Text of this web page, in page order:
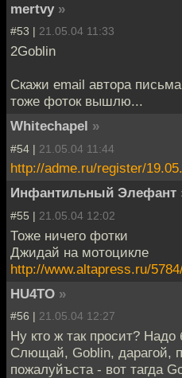
mertvy »
#53 | 21.05.04 11:33
2Goblin
Скажи email автора
тоже фоток вышлю...
Whitechapel »
#54 | 21.05.04 11:44
http://adme.ru/register/
Инфантильный Элефант
#55 | 21.05.04 12:02
Тоже ничего фотки
Джидай на мотоцикле
http://www.altapress.ru/
HU4TO »
#56 | 21.05.04 12:27
Ну кто ж так просит? Надо
Слющай, Goblin, дарагой,
пожалуйъста - вот тагда